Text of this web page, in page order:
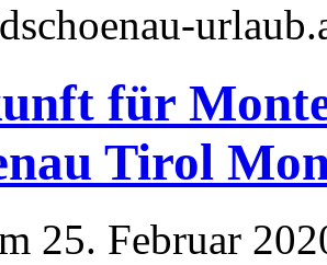
urlaub
für
Tirol
25. Februar